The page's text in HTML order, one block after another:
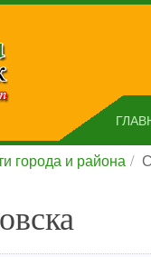
города и района